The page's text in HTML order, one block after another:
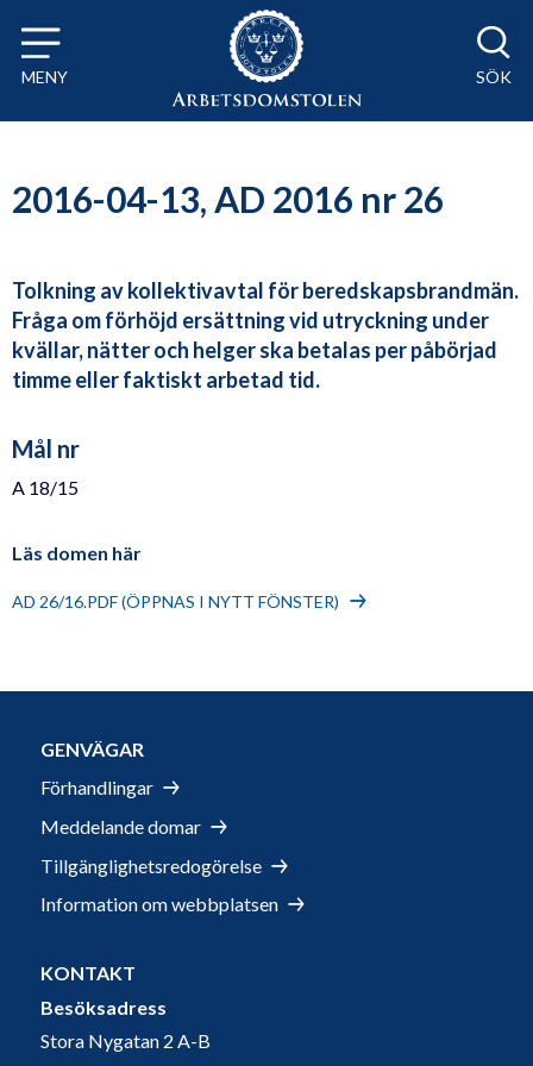
Till innehåll på sidan x
MENY SÖK
2016-04-13, AD 2016 nr 26
Tolkning av kollektivavtal för beredskapsbrandmän.
Fråga om förhöjd ersättning vid utryckning under
kvällar, nätter och helger ska betalas per påbörjad
timme eller faktiskt arbetad tid.
Mål nr
A 18/15
Läs domen här
AD 26/16.PDF (ÖPPNAS I NYTT FÖNSTER)
GENVÄGAR
Förhandlingar
Meddelande domar
Tillgänglighetsredogörelse
Information om webbplatsen
KONTAKT
Besöksadress
Stora Nygatan 2 A-B